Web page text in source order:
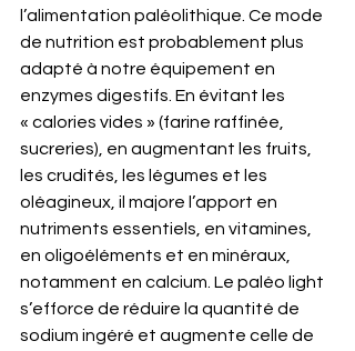
l’alimentation paléolithique. Ce mode
de nutrition est probablement plus
adapté à notre équipement en
enzymes digestifs. En évitant les
« calories vides » (farine raffinée,
sucreries), en augmentant les fruits,
les crudités, les légumes et les
oléagineux, il majore l’apport en
nutriments essentiels, en vitamines,
en oligoéléments et en minéraux,
notamment en calcium. Le paléo light
s’efforce de réduire la quantité de
sodium ingéré et augmente celle de